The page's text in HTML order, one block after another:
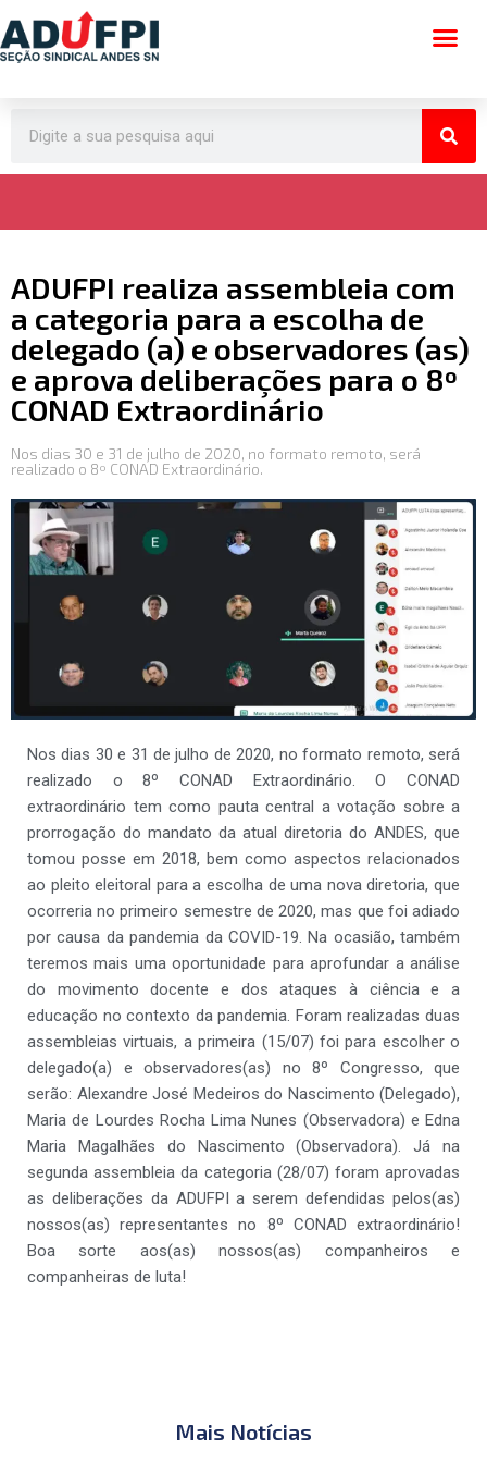
Pular
conteúdo
ADUFPI realiza assembleia com
a categoria para a escolha de
delegado (a) e observadores (as)
e aprova deliberações para o 8º
CONAD Extraordinário
Nos dias 30 e 31 de julho de 2020, no formato remoto, será
realizado o 8º CONAD Extraordinário.
Nos dias 30 e 31 de julho de 2020, no formato remoto, será
realizado o 8º CONAD Extraordinário. O CONAD
extraordinário tem como pauta central a votação sobre a
prorrogação do mandato da atual diretoria do ANDES, que
tomou posse em 2018, bem como aspectos relacionados
ao pleito eleitoral para a escolha de uma nova diretoria, que
ocorreria no primeiro semestre de 2020, mas que foi adiado
por causa da pandemia da COVID-19. Na ocasião, também
teremos mais uma oportunidade para aprofundar a análise
do movimento docente e dos ataques à ciência e a
educação no contexto da pandemia. Foram realizadas duas
assembleias virtuais, a primeira (15/07) foi para escolher o
delegado(a) e observadores(as) no 8º Congresso, que
serão: Alexandre José Medeiros do Nascimento (Delegado),
Maria de Lourdes Rocha Lima Nunes (Observadora) e Edna
Maria Magalhães do Nascimento (Observadora). Já na
segunda assembleia da categoria (28/07) foram aprovadas
as deliberações da ADUFPI a serem defendidas pelos(as)
nossos(as) representantes no 8º CONAD extraordinário!
Boa sorte aos(as) nossos(as) companheiros e
companheiras de luta!
Mais Notícias